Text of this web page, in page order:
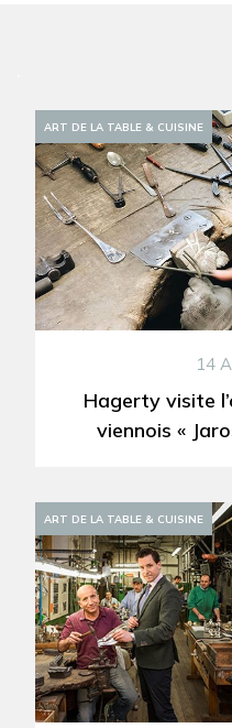
ART DE LA TABLE & CUISINE
14
Hagerty visite
viennois «
ART DE LA TABLE & CUISINE